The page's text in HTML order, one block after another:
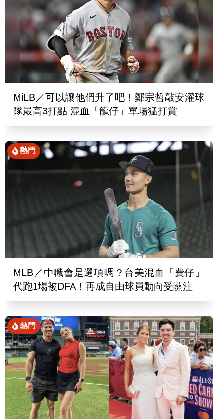
MiLB／可以讓他們升了吧！鄭宗哲敲安灌球
隊最高3打點 混血「龍仔」單場猛打賞
熱門
MLB／中職會是選項嗎？台美混血「費仔」
代跑1場被DFA！再成自由球員動向受關注
熱門